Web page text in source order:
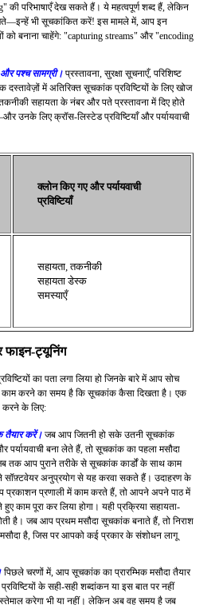
की परिभाषाएँ देख सकते हैं। ये महत्वपूर्ण शब्द हैं, लेकिन
भी सूचकांकित करें! इस मामले में, आप इन
को बनाना चाहेंगे: "capturing streams" और "encoding
पश्च सामग्री। प्रस्तावना, सुरक्षा सूचनाएँ, परिशिष्ट
में अतिरिक्त सूचकांक प्रविष्टियों के लिए खोज
सहायता के नंबर और पते प्रस्तावना में दिए होते
उनके लिए क्रॉस-लिस्टेड प्रविष्टियाँ और पर्यायवाची
क्लोन किए गए और पर्यायवाची
प्रविष्टियाँ
सहायता, तकनीकी
सहायता डेस्क
समस्याएँ
ट्यूनिंग
का पता लगा लिया हो जिनके बारे में आप सोच
करने का समय है कि सूचकांक कैसा दिखता है। एक
करने के लिए:
तैयार करें। जब आप जितनी हो सके उतनी सूचकांक
पर्यायवाची बना लेते हैं, तो सूचकांक का पहला मसौदा
तक आप पुराने तरीके से सूचकांक कार्डों के साथ काम
अनुप्रयोग से यह करवा सकते हैं। उदाहरण के
प्रकाशन प्रणाली में काम करते हैं, तो आपने अपने पाठ में
काम पूरा कर लिया होगा। यही प्रक्रिया सहायता-
है। जब आप प्रथम मसौदा सूचकांक बनाते हैं, तो निराश
है, जिस पर आपको कई प्रकार के संशोधन लागू
पिछले चरणों में, आप सूचकांक का प्रारम्भिक मसौदा तैयार
के सही-सही शब्दांकन या इस बात पर नहीं
करेगा भी या नहीं। लेकिन अब वह समय है जब